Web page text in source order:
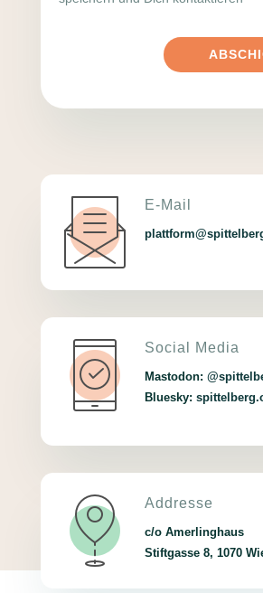
E-Mail
Social Media
Mastodon:
Bluesky:
Addresse
c/o Amerlinghaus
Stiftgasse 8, 1070